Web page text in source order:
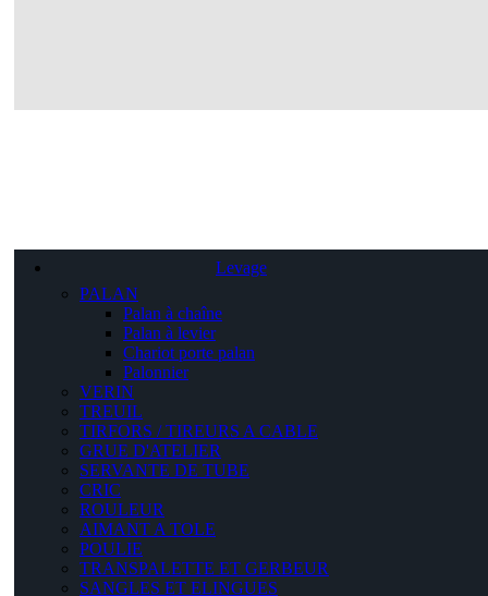
Levage
PALAN
Palan à chaîne
Palan à levier
Chariot porte palan
Palonnier
VERIN
TREUIL
TIRFORS / TIREURS A CABLE
GRUE D'ATELIER
SERVANTE DE TUBE
CRIC
ROULEUR
AIMANT A TOLE
POULIE
TRANSPALETTE ET GERBEUR
SANGLES ET ELINGUES